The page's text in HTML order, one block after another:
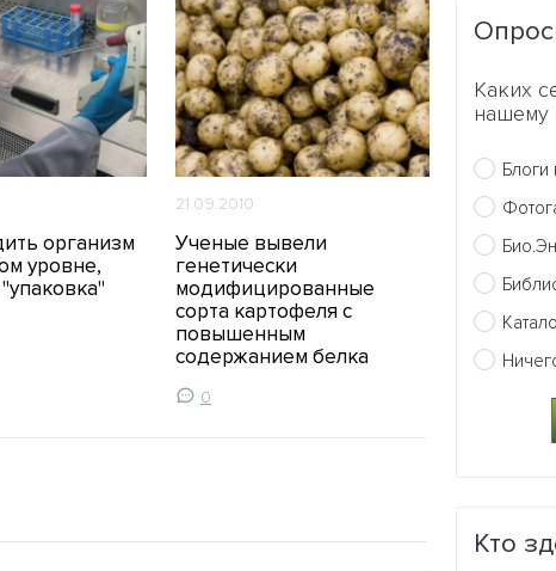
организм
уровне,
21.09.2010
Ученые вывели
генетически
модифицированные
сорта картофеля с
повышенным
содержанием белка
0
13.09.2010
Ученые
0
Каких
нашему
Блоги
Кто